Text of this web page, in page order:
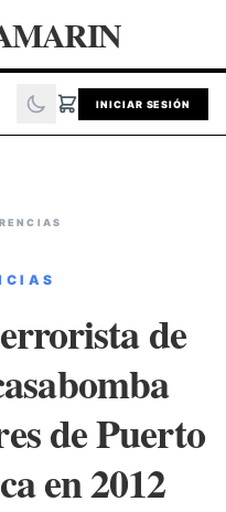
INICIAR SESIÓN
de
de Puerto
en 2012